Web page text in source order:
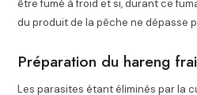
être fumé à froid et si, durant ce
du produit de la pêche ne dépasse
Préparation du hareng
Les parasites étant éliminés par la